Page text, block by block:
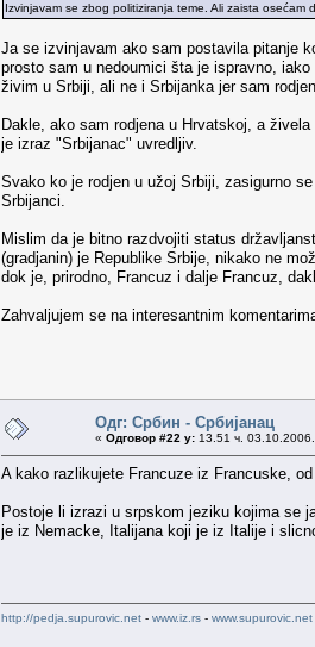
Izvinjavam se zbog politiziranja teme. Ali zaista
Ja se izvinjavam ako sam postavila pitanje
prosto sam u nedoumici šta je ispravno,
živim u Srbiji, ali ne i Srbijanka jer sam
Dakle, ako sam rodjena u Hrvatskoj, a
je izraz "Srbijanac" uvredljiv.
Svako ko je rodjen u užoj Srbiji, zasigurno
Srbijanci.
Mislim da je bitno razdvojiti status
(gradjanin) je Republike Srbije, nikako ne
dok je, prirodno, Francuz i dalje Francuz,
Zahvaljujem se na interesantnim
Одг: Србин - Србијанац
« Одговор #22 у: 13.51 ч.
A kako razlikujete Francuze iz Francuske,
Postoje li izrazi u srpskom jeziku kojima se
je iz Nemacke, Italijana koji je iz Italije i
http://pedja.supurovic.net - www.iz.rs - www.supurovic.net